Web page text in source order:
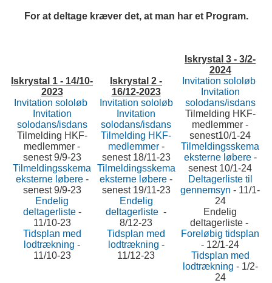
For at deltage kræver det, at man har et Program.
Iskrystal 1 - 14/10-
2023
Invitation sololøb
Invitation
solodans/isdans
Tilmelding HKF-
medlemmer -
senest 9/9-23
Tilmeldingsskema
eksterne løbere-
senest 9/9-23
Endelig
deltagerliste-
11/10-23
Tidsplan med
lodtrækning -
11/10-23
Iskrystal 2 -
16/12-2023
Invitation sololøb
Invitation
solodans/isdans
Tilmelding HKF-
medlemmer-
senest 18/11-23
Tilmeldingsskema
eksterne løbere -
senest 19/11-23
Endelig
deltagerliste -
8/12-23
Tidsplan med
lodtrækning -
11/12-23
Iskrystal 3 - 3/2-
2024
Invitation sololøb
Invitation
solodans/isdans
Tilmelding HKF-
medlemmer -
senest10/1-24
Tilmeldingsskema
eksterne løbere-
senest 10/1-24
Deltagerliste til
gennemsyn - 11/1-
24
Endelig
deltagerliste -
Foreløbig tidsplan
- 12/1-24
Tidsplan med
lodtrækning - 1/2-
24